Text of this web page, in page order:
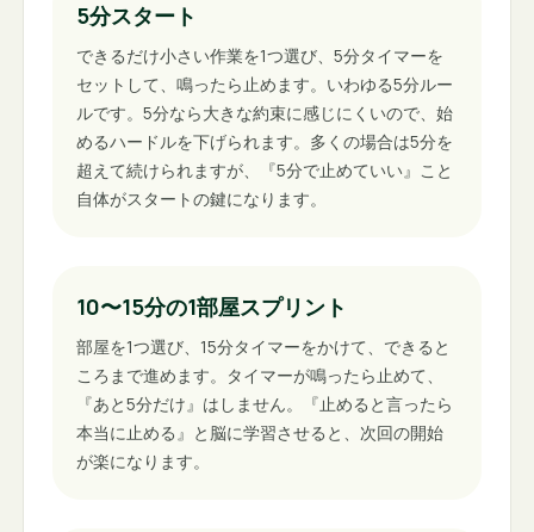
5分スタート
できるだけ小さい作業を1つ選び、5分タイマーを
セットして、鳴ったら止めます。いわゆる5分ルー
ルです。5分なら大きな約束に感じにくいので、始
めるハードルを下げられます。多くの場合は5分を
超えて続けられますが、『5分で止めていい』こと
自体がスタートの鍵になります。
10〜15分の1部屋スプリント
部屋を1つ選び、15分タイマーをかけて、できると
ころまで進めます。タイマーが鳴ったら止めて、
『あと5分だけ』はしません。『止めると言ったら
本当に止める』と脳に学習させると、次回の開始
が楽になります。